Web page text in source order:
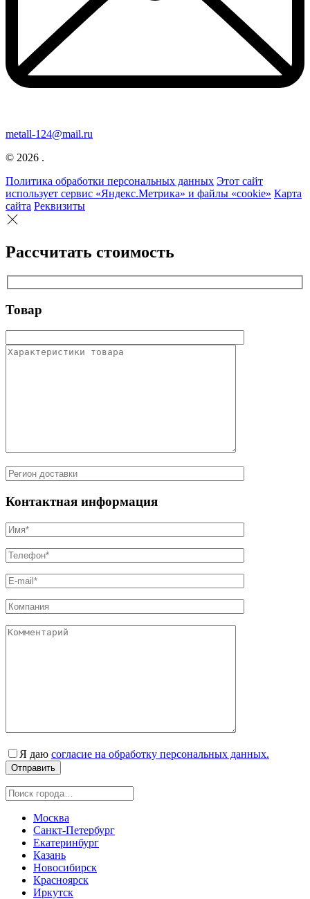
metall-124@mail.ru
© 2026 .
Политика обработки персональных данных Этот сайт
использует сервис «Яндекс.Метрика» и файлы «cookie» Карта
сайта Реквизиты
Рассчитать стоимость
Товар
Контактная информация
Я даю согласие на обработку персональных данных.
Москва
Санкт-Петербург
Екатеринбург
Казань
Новосибирск
Красноярск
Иркутск